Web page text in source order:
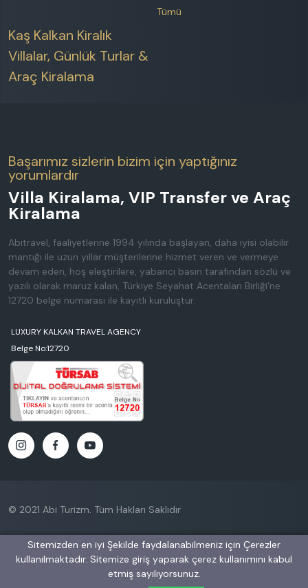
Tümü
Kaş Kalkan Kiralık
Villalar, Günlük Turlar &
Araç Kiralama
Başarımız sizlerin bizim için yaptığınız
yorumlardır
Villa Kiralama, VIP Transfer ve Araç
Kiralama
Abitravel, faaliyetlerine 1994 yılında başlayan, daha iyisi olabilir
mantığı ile uzun yıllar müşterilerine hizmet veren ve vermeye
devam eden, hoş eleştirilere, yabancı basın tarafından sözlü ve
yazılı olarak maruz kalan, Türkiye Seyahat Acentaları Birliği'ne
12720 belge numarası ile kayıtlı kuruluştur.
LUXURY KALKAN TRAVEL AGENCY
Belge No:12720
© 2021 Abi Turizm. Tüm Hakları Saklıdır
Rezervasyon Yap
Sitemizden en iyi Şekilde faydalanabilmeniz için Çerezler
kullanılmaktadır. Sitemize giriş yaparak çerez kullanımını kabul
etmiş sayılıyorsunuz.